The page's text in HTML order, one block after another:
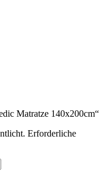
Matratze 140x200cm“
Erforderliche